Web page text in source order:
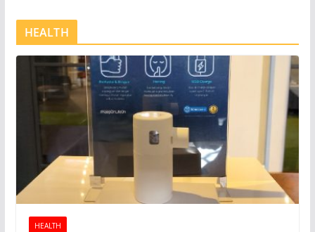
HEALTH
HEALTH